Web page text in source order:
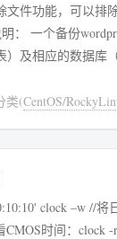
文件功能，可以排
wordpress需要
需要自己修改代码中相应部分
类(CentOS/
hwclock：修改系统硬件时间